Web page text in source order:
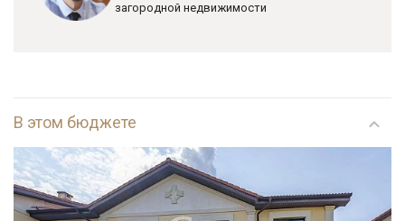
загородной недвижимости
В этом бюджете